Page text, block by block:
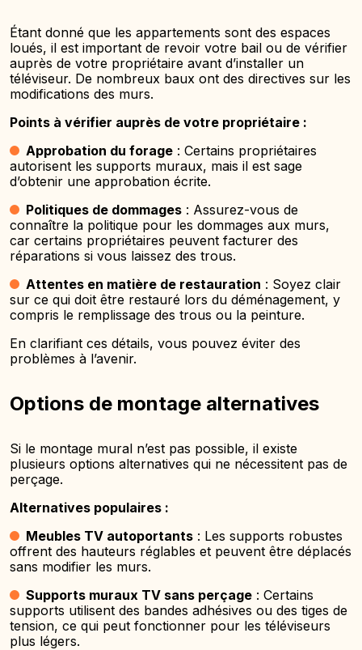
Étant donné que les appartements sont des espaces
loués, il est important de revoir votre bail ou de vérifier
auprès de votre propriétaire avant d’installer un
téléviseur. De nombreux baux ont des directives sur les
modifications des murs.
Points à vérifier auprès de votre propriétaire :
Approbation du forage : Certains propriétaires
autorisent les supports muraux, mais il est sage
d’obtenir une approbation écrite.
Politiques de dommages : Assurez-vous de
connaître la politique pour les dommages aux murs,
car certains propriétaires peuvent facturer des
réparations si vous laissez des trous.
Attentes en matière de restauration : Soyez clair
sur ce qui doit être restauré lors du déménagement, y
compris le remplissage des trous ou la peinture.
En clarifiant ces détails, vous pouvez éviter des
problèmes à l’avenir.
Options de montage alternatives
Si le montage mural n’est pas possible, il existe
plusieurs options alternatives qui ne nécessitent pas de
perçage.
Alternatives populaires :
Meubles TV autoportants : Les supports robustes
offrent des hauteurs réglables et peuvent être déplacés
sans modifier les murs.
Supports muraux TV sans perçage : Certains
supports utilisent des bandes adhésives ou des tiges de
tension, ce qui peut fonctionner pour les téléviseurs
plus légers.